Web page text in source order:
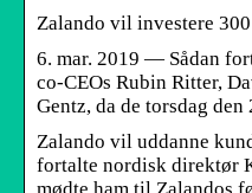
Zalando vil investere
6. mar. 2019 — Sådan
co-CEOs Rubin Ritter,
Gentz, da de torsdag
Zalando vil uddanne
fortalte nordisk direktør
mødte ham til Zalandos